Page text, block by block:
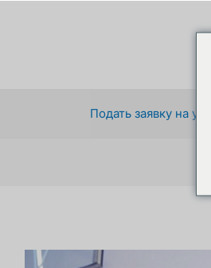
Подать заявку на